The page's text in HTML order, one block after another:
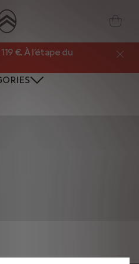
€. À l’étape du
essentielles telles que la